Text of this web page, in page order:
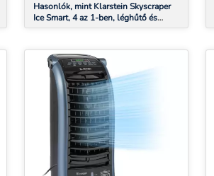
Hasonlók, mint Klarstein Skyscraper
Ice Smart, 4 az 1-ben, léghűtő és
ventilátor, WiFi, 210m³/ó,